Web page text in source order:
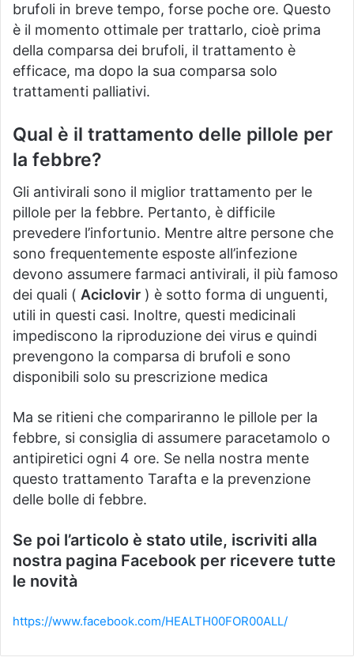
brufoli in breve tempo, forse poche ore. Questo
è il momento ottimale per trattarlo, cioè prima
della comparsa dei brufoli, il trattamento è
efficace, ma dopo la sua comparsa solo
trattamenti palliativi.
Qual è il trattamento delle pillole per
la febbre?
Gli antivirali sono il miglior trattamento per le
pillole per la febbre. Pertanto, è difficile
prevedere l’infortunio. Mentre altre persone che
sono frequentemente esposte all’infezione
devono assumere farmaci antivirali, il più famoso
dei quali ( Aciclovir ) è sotto forma di unguenti,
utili in questi casi. Inoltre, questi medicinali
impediscono la riproduzione dei virus e quindi
prevengono la comparsa di brufoli e sono
disponibili solo su prescrizione medica
Ma se ritieni che compariranno le pillole per la
febbre, si consiglia di assumere paracetamolo o
antipiretici ogni 4 ore. Se nella nostra mente
questo trattamento Tarafta e la prevenzione
delle bolle di febbre.
Se poi l’articolo è stato utile, iscriviti alla
nostra pagina Facebook per ricevere tutte
le novità
https://www.facebook.com/HEALTH00FOR00ALL/